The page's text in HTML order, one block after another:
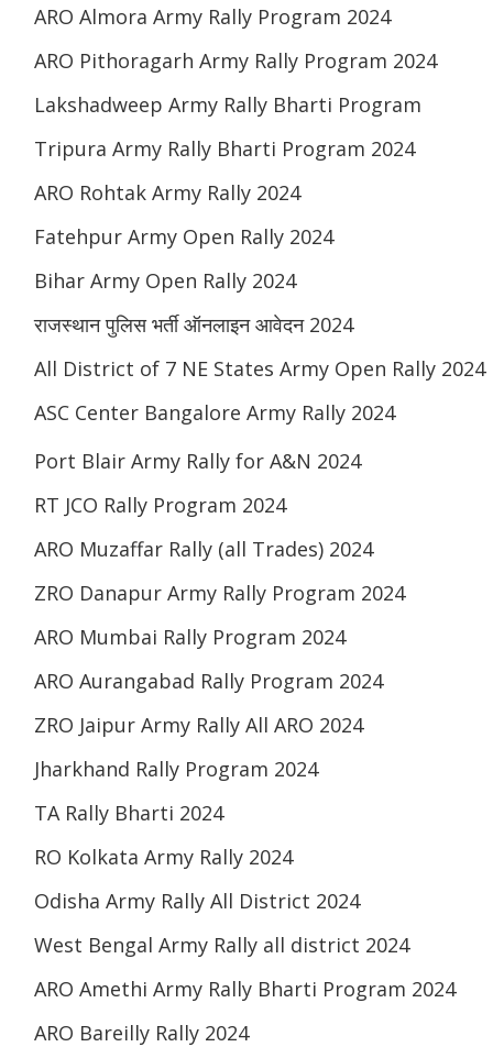
ARO Almora Army Rally Program 2024
ARO Pithoragarh Army Rally Program 2024
Lakshadweep Army Rally Bharti Program
Tripura Army Rally Bharti Program 2024
ARO Rohtak Army Rally 2024
Fatehpur Army Open Rally 2024
Bihar Army Open Rally 2024
राजस्थान पुलिस भर्ती ऑनलाइन आवेदन 2024
All District of 7 NE States Army Open Rally 2024
ASC Center Bangalore Army Rally 2024
Port Blair Army Rally for A&N 2024
RT JCO Rally Program 2024
ARO Muzaffar Rally (all Trades) 2024
ZRO Danapur Army Rally Program 2024
ARO Mumbai Rally Program 2024
ARO Aurangabad Rally Program 2024
ZRO Jaipur Army Rally All ARO 2024
Jharkhand Rally Program 2024
TA Rally Bharti 2024
RO Kolkata Army Rally 2024
Odisha Army Rally All District 2024
West Bengal Army Rally all district 2024
ARO Amethi Army Rally Bharti Program 2024
ARO Bareilly Rally 2024